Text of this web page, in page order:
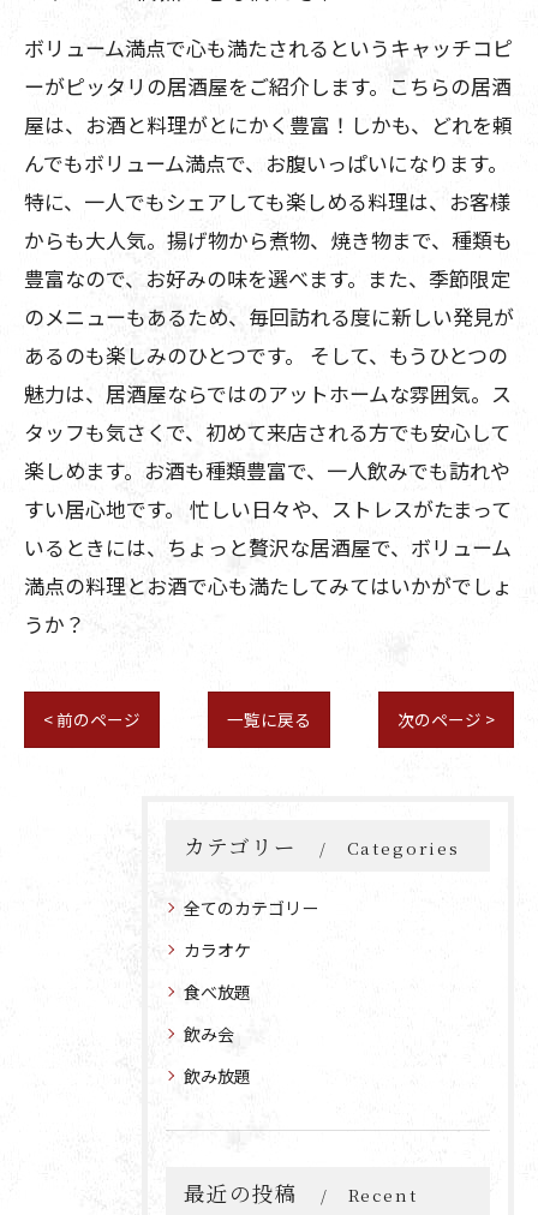
ボリューム満点で心も満たされるというキャッチコピ
ーがピッタリの居酒屋をご紹介します。こちらの居酒
屋は、お酒と料理がとにかく豊富！しかも、どれを頼
んでもボリューム満点で、お腹いっぱいになります。
特に、一人でもシェアしても楽しめる料理は、お客様
からも大人気。揚げ物から煮物、焼き物まで、種類も
豊富なので、お好みの味を選べます。また、季節限定
のメニューもあるため、毎回訪れる度に新しい発見が
あるのも楽しみのひとつです。 そして、もうひとつの
魅力は、居酒屋ならではのアットホームな雰囲気。ス
タッフも気さくで、初めて来店される方でも安心して
楽しめます。お酒も種類豊富で、一人飲みでも訪れや
すい居心地です。 忙しい日々や、ストレスがたまって
いるときには、ちょっと贅沢な居酒屋で、ボリューム
満点の料理とお酒で心も満たしてみてはいかがでしょ
うか？
< 前のページ 一覧に戻る 次のページ >
カテゴリー Categories
全てのカテゴリー
カラオケ
食べ放題
飲み会
飲み放題
最近の投稿
Recent